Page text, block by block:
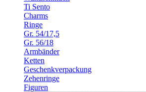
Ti Sento
Charms
Ringe
Gr. 54/17,5
Gr. 56/18
Armbänder
Ketten
Geschenkverpackung
Zehenringe
Figuren